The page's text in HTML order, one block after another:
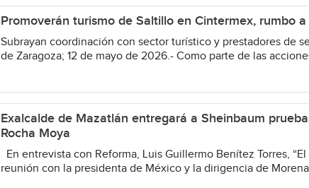
Promoverán turismo de Saltillo en Cintermex, rumbo
Subrayan coordinación con sector turístico y prestadores de
de Zaragoza; 12 de mayo de 2026.- Como parte de las
Exalcalde de Mazatlán entregará a Sheinbaum
Rocha Moya
En entrevista con Reforma, Luis Guillermo Benítez Torres,
reunión con la presidenta de México y la dirigencia de